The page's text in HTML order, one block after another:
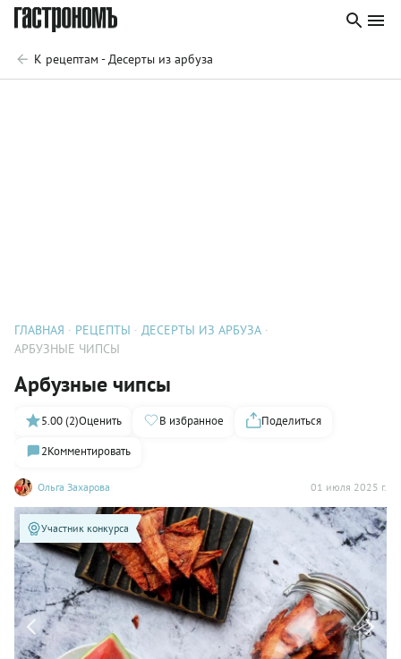
К рецептам - Десерты из арбуза
ГЛАВНАЯ РЕЦЕПТЫ
ДЕСЕРТЫ ИЗ АРБУЗА
АРБУЗНЫЕ ЧИПСЫ
Арбузные чипсы
Ольга Захарова 01 июля 2025 г.
5.00 (2)Оценить В избранное
Поделиться
2Комментировать
Участник конкурса